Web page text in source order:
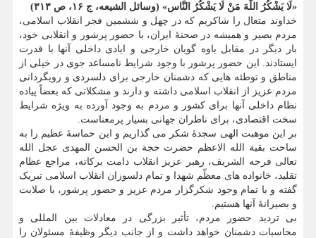
«لَا یَشْکُرُ اللَّهَ مَنْ لَا یَشْکُرُ النَّاس» (وسائل الشیعه، ج ۱۶، ص ۳۱۳)
خداوند متعال را شاکریم که در چهل و ششمین فجر انقلاب اسلامی،
مردم بصیر و همیشه در صحنهٔ ایران، با حضور پرشور و انقلابی خود،
بار دیگر در مقابل یاوه گویان خارجی و ایادی داخلی آنها با قدرت
ایستادند. این حضور پرشور با وجود شرایط نامساعد جوی در خیلی از
مناطق و توطئه هایی که دشمنان خارجی برای دلسردی و رویگردانی
مردم عزیز از انقلاب اسلامی داشته و دارند و مشکلاتی که بعضاً پیاده
نظام داخلی آنها برای کشور و مردم به وجود آورده به ویژه شرایط
سخت اقتصادی، برای ناظران جهانی بسیار پرمعناست.
بر این موهبت الهی سجدهٔ شکر می گذاریم و این حماسهٔ عظیم را به
ساحت بقیة الله الاعظم حضرت حجة بن الحسن المهدی عجل الله
تعالی فرجه الشریف، رهبر عزیز انقلاب دامت برکاته، مراجع عظام
تقلید، خانواده های معظّم شهدا و تمام دلسوزان انقلاب اسلامی تبریک
گفته و با تمام وجود شکرگزار مردم عزیز و حضور پرشور، با صلابت
و بصیرانهٔ آنها هستیم.
بی تردید حضور مردم، تأثیر بزرگی در معادلات بین المللی و
محاسبات دشمنان خواهد داشت و از جانب دیگر وظیفهٔ مسئولان را